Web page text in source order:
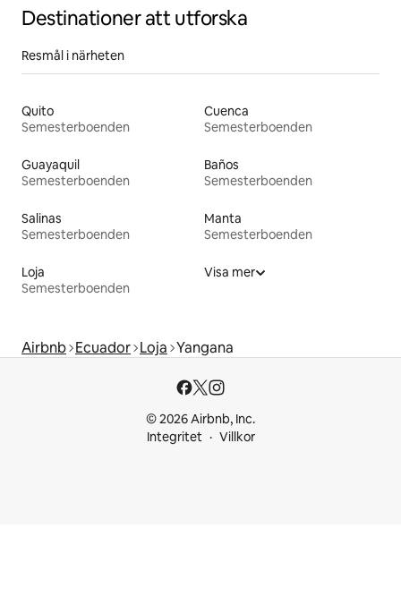
Destinationer att utforska
Resmål i närheten
Quito
Semesterboenden
Cuenca
Semesterboenden
Guayaquil
Semesterboenden
Baños
Semesterboenden
Salinas
Semesterboenden
Manta
Semesterboenden
Loja
Semesterboenden
Visa mer
Airbnb Ecuador Loja Yangana
© 2026 Airbnb, Inc.
Integritet
Villkor